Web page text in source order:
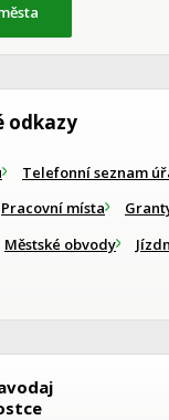
odkazy
Telefonní seznam
Pracovní místa
Městské obvody